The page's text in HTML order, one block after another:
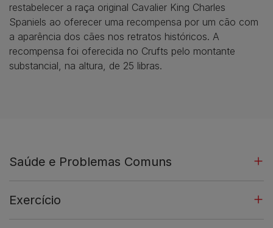
restabelecer a raça original Cavalier King Charles
Spaniels ao oferecer uma recompensa por um cão com
a aparência dos cães nos retratos históricos. A
recompensa foi oferecida no Crufts pelo montante
substancial, na altura, de 25 libras.
Saúde e Problemas Comuns
Exercício